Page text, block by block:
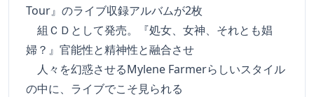
Tour』のライブ収録アルバムが2枚
組ＣＤとして発売。『処女、女神、それとも娼
婦？』官能性と精神性と融合させ
人々を幻惑させるMylene Farmerらしいスタイル
の中に、ライブでこそ見られる